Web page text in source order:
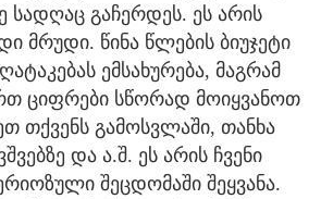
სადღაც გაჩერდეს. ეს არის
მრუდი. წინა წლების ბიუჯეტი
ემსახურება, მაგრამ
ციფრები სწორად მოიყვანოთ
თქვენს გამოსვლაში, თანხა
და ა.შ. ეს არის ჩვენი
შეცდომაში შეყვანა.